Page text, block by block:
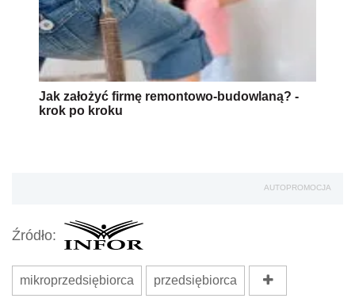
Jak założyć firmę remontowo-budowlaną? -
krok po kroku
AUTOPROMOCJA
Źródło:
mikroprzedsiębiorca przedsiębiorca